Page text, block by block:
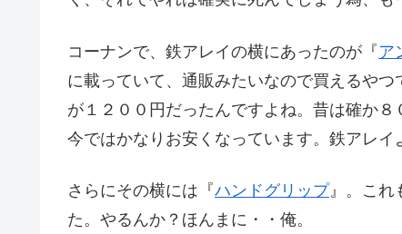
コーナンで、鉄アレイの横にあったのが『ア
に載っていて、通販みたいなので買えるや
が１２００円だったんですよね。昔は確か８
今ではかなりお安くなっています。鉄アレイ
さらにその横には『ハンドグリップ』。これ
た。やるんか？ほんまに・・俺。